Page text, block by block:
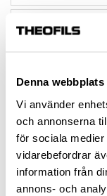
Denna
Vi använder
och annonserna
för sociala
vidarebefordrar
information från
annons- och
Rensa val
st